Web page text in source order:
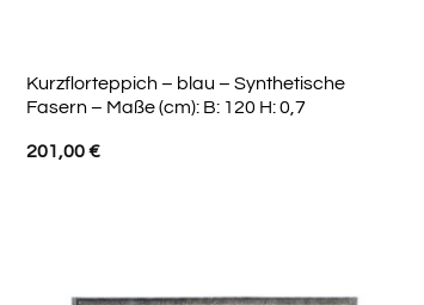
Kurzflorteppich – blau – Synthetische
Fasern – Maße (cm): B: 120 H: 0,7
201,00€